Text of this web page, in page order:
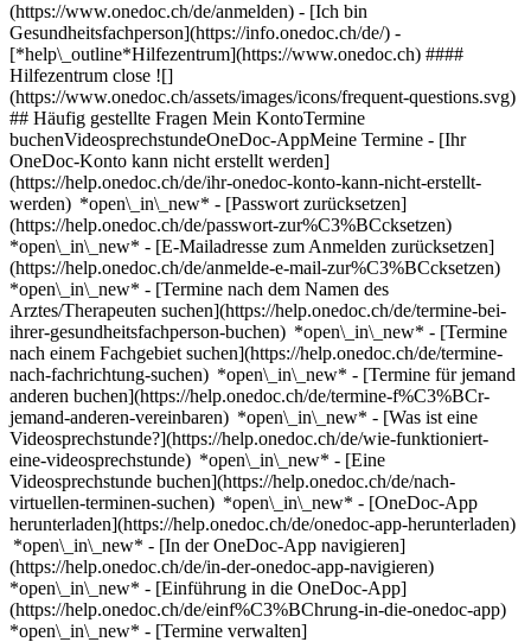
(https://www.onedoc.ch/de/anmelden) - [Ich bin
Gesundheitsfachperson](https://info.onedoc.ch/de/) -
[*help\_outline*Hilfezentrum](https://www.onedoc.ch) ####
Hilfezentrum close ![]
(https://www.onedoc.ch/assets/images/icons/frequent-questions.svg)
## Häufig gestellte Fragen Mein KontoTermine
buchenVideosprechstundeOneDoc-AppMeine Termine - [Ihr
OneDoc-Konto kann nicht erstellt werden]
(https://help.onedoc.ch/de/ihr-onedoc-konto-kann-nicht-erstellt-
werden) *open\_in\_new* - [Passwort zurücksetzen]
(https://help.onedoc.ch/de/passwort-zur%C3%BCcksetzen)
*open\_in\_new* - [E-Mailadresse zum Anmelden zurücksetzen]
(https://help.onedoc.ch/de/anmelde-e-mail-zur%C3%BCcksetzen)
*open\_in\_new* - [Termine nach dem Namen des
Arztes/Therapeuten suchen](https://help.onedoc.ch/de/termine-bei-
ihrer-gesundheitsfachperson-buchen) *open\_in\_new* - [Termine
nach einem Fachgebiet suchen](https://help.onedoc.ch/de/termine-
nach-fachrichtung-suchen) *open\_in\_new* - [Termine für jemand
anderen buchen](https://help.onedoc.ch/de/termine-f%C3%BCr-
jemand-anderen-vereinbaren) *open\_in\_new* - [Was ist eine
Videosprechstunde?](https://help.onedoc.ch/de/wie-funktioniert-
eine-videosprechstunde) *open\_in\_new* - [Eine
Videosprechstunde buchen](https://help.onedoc.ch/de/nach-
virtuellen-terminen-suchen) *open\_in\_new* - [OneDoc-App
herunterladen](https://help.onedoc.ch/de/onedoc-app-herunterladen)
*open\_in\_new* - [In der OneDoc-App navigieren]
(https://help.onedoc.ch/de/in-der-onedoc-app-navigieren)
*open\_in\_new* - [Einführung in die OneDoc-App]
(https://help.onedoc.ch/de/einf%C3%BChrung-in-die-onedoc-app)
*open\_in\_new* - [Termine verwalten](https://help.onedoc.ch/de/termine-verwalten) *open\_in\_new* - [Termine absagen](https://help.onedoc.ch/de/online-gebuchte-termine-absagen) *open\_in\_new* - [Ich erhalte keine Terminbestätigung](https://help.onedoc.ch/de/ich-erhalte-keine-terminbest%C3%A4tigung) *open\_in\_new* [Alle unsere Artikel anzeigen *open\_in\_new*](https://help.onedoc.ch/de/) close ## Ihre Suche bearbeiten ![Haus mit Pluszeichen, das anzeigt, dass eine Konsultation vor Ort möglich ist](https://www.onedoc.ch/assets/images/icons/on-site.svg) Vor Ort ![Kamera mit Play-Symbol, die anzeigt, dass eine Konsultation per Video aus der Ferne möglich ist](https://www.onedoc.ch/assets/images/icons/remote.svg) Virtuell Suche #### Fachrichtung #### Gesundheitsfachperson #### Einrichtung edit Facharzt für Allgemeine Innere Medizin in Belmont-sur-Lausanne tune Filter Neue Patienten*keyboard\_arrow\_down* - Zugelassen*check\_circle* Gesprochene Sprachen*keyboard\_arrow\_down* - Albanisch*check\_circle* - Arabisch*check\_circle* - Bosnisch*check\_circle* - Bulgarisch*check\_circle* - Deutsch*check\_circle* - Englisch*check\_circle* - Finnisch*check\_circle* - Französisch*check\_circle* - Georgisch*check\_circle* - Italienisch*check\_circle* - Katalanisch*check\_circle* - Kroatisch*check\_circle* - Lettisch*check\_circle* - Mazedonisch*check\_circle* - Nepalesisch*check\_circle* - Persisch*check\_circle* - Polnisch*check\_circle* - Portugiesisch*check\_circle* - Rumänisch*check\_circle* - Russisch*check\_circle* - Rätoromanisch*check\_circle* - Schwedisch*check\_circle* - Serbisch*check\_circle* - Spanisch*check\_circle* - Suaheli*check\_circle* - Tschechisch*check\_circle* - Ukrainisch*check\_circle* - Ungarisch*check\_circle* - Vietnamesisch*check\_circle* Geschlecht*keyboard\_arrow\_down* - Weiblich*check\_circle* - Männlich*check\_circle* Netzwerk*keyboard\_arrow\_down* - Réseau Bleu*check\_circle* - Ensemble hospitalier de la Côte - EHC*check\_circle* - mediX*check\_circle* - Magellan*check\_circle* - Réseau Delta*check\_circle* Verfügbarkeit*keyboard\_arrow\_down* - Heute*check\_circle* - In den nächsten 3 Tagen*check\_circle* - In den nächsten 7 Tagen*check\_circle* - In den nächsten 14 Tagen*check\_circle* # Facharzt für Allgemeine Innere Medizin in Belmont-sur-Lausanne: Buchen Sie heute Ihren Termin online ## 4 Ergebnisse in Belmont-sur-Lausanne [![Dr. med. Christina Hempel-Bruder, Fachärztin für Allgemeine Innere Medizin in Belmont-sur-Lausanne](https://assets.onedoc.ch/images/users/4f4124c9eb49073bd5a8b5004aa0dae6f49d6fe3b21815b24db93e8602745827-small.jpg "Dr. med. Christina Hempel-Bruder, Fachärztin für Allgemeine Innere Medizin in Belmont-sur-Lausanne")](https://www.onedoc.ch/de/facharztin-fur-allgemeine-innere-medizin/belmont-sur-lausanne/pc3d0/dr-med-christina-hempel-bruder) ### [Dr. med. Christina Hempel-Bruder](https://www.onedoc.ch/de/facharztin-fur-allgemeine-innere-medizin/belmont-sur-lausanne/pc3d0/dr-med-christina-hempel-bruder) ![Abzeichen, das ein verifiziertes Profil kennzeichnet](https://www.onedoc.ch/assets/images/icons/checkmark.svg) Fachärztin für Allgemeine Innere Medizin [Cabinet Médical de Belmont - Dre.Hempel-Bruder](https://www.onedoc.ch/de/medizinische-praxis/belmont-sur-lausanne/ebe3e/cabinet-medical-de-belmont-dre-hempel-bruder) Route d'Arnier 4 1092 Belmont-sur-Lausanne ![Dr. med. Christina Hempel-Bruder ist bei Réseau Delta angeschlossen](https://assets.onedoc.ch/images/networks/logos/bc7306ac026c686f85d463e96b3cb0053f7de03c9f7a5fae3aa7114a276838ea-small.png) ![Patient mit Minuszeichen, der anzeigt, dass keine neuen Patienten angenommen werden](https://www.onedoc.ch/assets/images/icons/no-new-patients.svg)Akzeptiert keine neuen Patienten [Termin buchen](https://www.onedoc.ch/de/facharztin-fur-allgemeine-innere-medizin/belmont-sur-lausanne/pc3d0/dr-med-christina-hempel-bruder) *chevron\_left* Mo. 03 Aug. *chevron\_right* Mehr Termine anzeigen *error\_outline* Beim Laden der Verfügbarkeiten ist ein Fehler aufgetreten [Erneut versuchen](https://www.onedoc.ch) [![Dr. Emmanuelle Jaquet, Fachärztin für Allgemeine Innere Medizin in Belmont-sur-Lausanne](https://assets.onedoc.ch/images/users/96b8c08586d35e4b4b81c02331794d205e2f5bd12cc8d2f88ec89eb7fe2b4d80-small.jpg "Dr. Emmanuelle Jaquet, Fachärztin für Allgemeine Innere Medizin in Belmont-sur-Lausanne")](https://www.onedoc.ch/de/facharztin-fur-allgemeine-innere-medizin/belmont-sur-lausanne/pc3dp/dr-emmanuelle-jaquet) ### [Dr. Emmanuelle Jaquet](https://www.onedoc.ch/de/facharztin-fur-allgemeine-innere-medizin/belmont-sur-lausanne/pc3dp/dr-emmanuelle-jaquet) ![Abzeichen, das ein verifiziertes Profil kennzeichnet](https://www.onedoc.ch/assets/images/icons/checkmark.svg) Fachärztin für Allgemeine Innere Medizin Cabinet Médical de Belmont - Dre. Jaquet Route d'Arnier 4 1092 Belmont-sur-Lausanne ![Dr. Emmanuelle Jaquet ist bei Réseau Delta angeschlossen](https://assets.onedoc.ch/images/networks/logos/bc7306ac026c686f85d463e96b3cb0053f7de03c9f7a5fae3aa7114a276838ea-small.png) ![Patient mit Pluszeichen, der anzeigt, dass neue Patienten angenommen werden](https://www.onedoc.ch/assets/images/icons/new-patients.svg)Akzeptiert neue Patienten [Termin buchen](https://www.onedoc.ch/de/facharztin-fur-allgemeine-innere-medizin/belmont-sur-lausanne/pc3dp/dr-emmanuelle-jaquet) *chevron\_left* Mo. 03 Aug. *chevron\_right* Mehr Termine anzeigen *error\_outline* Beim Laden der Verfügbarkeiten ist ein Fehler aufgetreten [Erneut versuchen](https://www.onedoc.ch) [![Dr. Patricia Halfon, Fachärztin für Allgemeine Innere Medizin in Belmont-sur-Lausanne](https://assets.onedoc.ch/images/users/f19337dd1fca5641b53e6b8640234ebe1461d4f7f3c93a7fe6c050088a79a6e8-small.jpg "Dr. Patricia Halfon, Fachärztin für Allgemeine Innere Medizin in Belmont-sur-Lausanne")](https://www.onedoc.ch/de/facharztin-fur-allgemeine-innere-medizin/belmont-sur-lausanne/pcv1g/dr-patricia-halfon) ### [Dr. Patricia Halfon](https://www.onedoc.ch/de/facharztin-fur-allgemeine-innere-medizin/belmont-sur-lausanne/pcv1g/dr-patricia-halfon) ![Abzeichen, das ein verifiziertes Profil kennzeichnet](https://www.onedoc.ch/assets/images/icons/checkmark.svg) Fachärztin für Allgemeine Innere Medizin Dr méd. Halfon Patricia Route d'Arnier 4 1092 Belmont-sur-Lausanne ![Dr. Patricia Halfon ist bei Réseau Delta angeschlossen](https://assets.onedoc.ch/images/networks/logos/bc7306ac026c686f85d463e96b3cb0053f7de03c9f7a5fae3aa7114a276838ea-small.png) ![Patient mit Minuszeichen, der anzeigt, dass keine neuen Patienten angenommen werden](https://www.onedoc.ch/assets/images/icons/no-new-patients.svg)Akzeptiert keine neuen Patienten [Termin buchen](https://www.onedoc.ch/de/facharztin-fur-allgemeine-innere-medizin/belmont-sur-lausanne/pcv1g/dr-patricia-halfon) Expertisen:[Verkehrsmedizinische Kontrolluntersuchung STUFE 1](https://www.onedoc.ch/de/verkehrsmedizinische-kontrolluntersuchung-stufe-1/belmont-sur-lausanne), [Aktualisierung des Impfbuchs](https://www.onedoc.ch/de/aktualisierung-des-impfbuchs/belmont-sur-lausanne), [Impfberatung](https://www.onedoc.ch/de/impfberatung/belmont-sur-lausanne)Mehr anzeigen Expertisen:[Verkehrsmedizinische Kontrolluntersuchung STUFE 1](https://www.onedoc.ch/de/verkehrsmedizinische-kontrolluntersuchung-stufe-1/belmont-sur-lausanne), [Aktualisierung des Impfbuchs](https://www.onedoc.ch/de/aktualisierung-des-impfbuchs/belmont-sur-lausanne), [Impfberatung](https://www.onedoc.ch/de/impfberatung/belmont-sur-lausanne)Mehr anzeigen [![Dr. Marie-José Ruiz Lachat, Fachärztin für Allgemeine Innere Medizin in Belmont-sur-Lausanne](https://assets.onedoc.ch/images/users/b0fc2337bc3afc761d580d5d3a2e3e55048a8fee9d649e8ccd08665fec2b3f4a-small.jpg "Dr. Marie-José Ruiz Lachat, Fachärztin für Allgemeine Innere Medizin in Belmont-sur-Lausanne")](https://www.onedoc.ch/de/facharztin-fur-allgemeine-innere-medizin/belmont-sur-lausanne/pc4i7/dr-marie-jose-ruiz-lachat) ### [Dr. Marie-José Ruiz Lachat](https://www.onedoc.ch/de/facharztin-fur-allgemeine-innere-medizin/belmont-sur-lausanne/pc4i7/dr-marie-jose-ruiz-lachat) ![Abzeichen, das ein verifiziertes Profil kennzeichnet](https://www.onedoc.ch/assets/images/icons/checkmark.svg) Fachärztin für Allgemeine Innere Medizin Cabinet de la Dr. Marie Joséfa Ruiz Lachat Route d'Arnier 4 1092 Belmont-sur-Lausanne ![Patient mit Pluszeichen, der anzeigt, dass neue Patienten angenommen werden](https://www.onedoc.ch/assets/images/icons/new-patients.svg)Akzeptiert neue Patienten [Termin buchen](https://www.onedoc.ch/de/facharztin-fur-allgemeine-innere-medizin/belmont-sur-lausanne/pc4i7/dr-marie-jose-ruiz-lachat) Expertisen:[Funktionelle Medizin](https://www.onedoc.ch/de/funktionelle-medizin/belmont-sur-lausanne), [Integrative Medizin](https://www.onedoc.ch/de/integrative-medizin/belmont-sur-lausanne)Mehr anzeigen Expertisen:[Funktionelle Medizin](https://www.onedoc.ch/de/funktionelle-medizin/belmont-sur-lausanne), [Integrative Medizin](https://www.onedoc.ch/de/integrative-medizin/belmont-sur-lausanne)Mehr anzeigen ## __Fachärzte für Allgemeine Innere Medizin__ in der Umgebung von __Belmont-sur-Lausanne__: Andere Gesundheitsfachpersonen können Online gebucht werden [![Dr. Sorina-Maria Cernat, Fachärztin für Allgemeine Innere Medizin in Lausanne](https://assets.onedoc.ch/images/users/d71e408d14cab30957425e97461cd22c0d2c3b64e6906022891cf3027f6d6a78-small.png "Dr. Sorina-Maria Cernat, Fachärztin für Allgemeine Innere Medizin in Lausanne")](https://www.onedoc.ch/de/facharztin-fur-allgemeine-innere-medizin/lausanne/pc280/dr-sorina-maria-cernat) ### [Dr. Sorina-Maria Cernat](https://www.onedoc.ch/de/facharztin-fur-allgemeine-innere-medizin/lausanne/pc280/dr-sorina-maria-cernat) ![Abzeichen, das ein verifiziertes Profil kennzeichnet](https://www.onedoc.ch/assets/images/icons/checkmark.svg) [Fachärztin für Allgemeine Innere Medizin](https://www.onedoc.ch/de/facharzt-fur-allgemeine-innere-medizin/lausann